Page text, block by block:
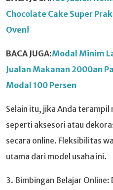
Chocolate Cake Super
Oven!
BACA JUGA:Modal Minim
Jualan Makanan 2000an
Modal 100 Persen
Selain itu, jika Anda
seperti aksesori atau
secara online. Fleksibilitas
utama dari model usaha ini.
3. Bimbingan Belajar